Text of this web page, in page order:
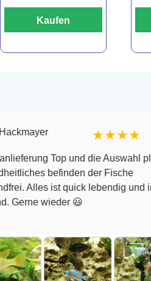
Kaufen
★★★★
und die Auswahl plus
der Fische
quick lebendig und im super
😃